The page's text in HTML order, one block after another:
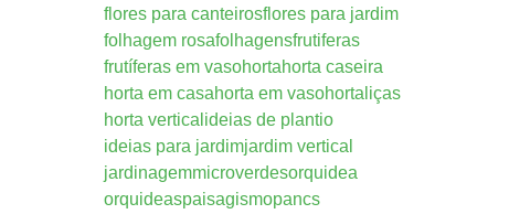
flores para canteirosflores para jardim
folhagem rosafolhagensfrutiferas
frutíferas em vasohortahorta caseira
horta em casahorta em vasohortaliças
horta vertical ideias de plantio
ideias para jardimjardim vertical
jardinagemmicroverdesorquidea
orquideaspaisagismopancs